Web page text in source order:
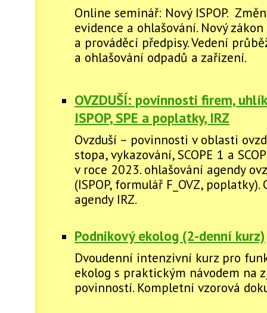
Online seminář: Nový ISPOP.
evidence a ohlašování. Nový
a prováděcí předpisy. Vedení
a ohlašování odpadů a zařízení.
OVZDUŠÍ: povinnosti firem,
ISPOP, SPE a poplatky, IRZ
Ovzduší – povinnosti v oblasti
stopa, vykazování, SCOPE 1 a
v roce 2023. ohlašování agendy
(ISPOP, formulář F_OVZ, poplatky).
agendy IRZ.
Podnikový ekolog (2-denní kurz)
Dvoudenní intenzivní kurz pro
ekolog s praktickým návodem na
povinností. Kompletní vzorová